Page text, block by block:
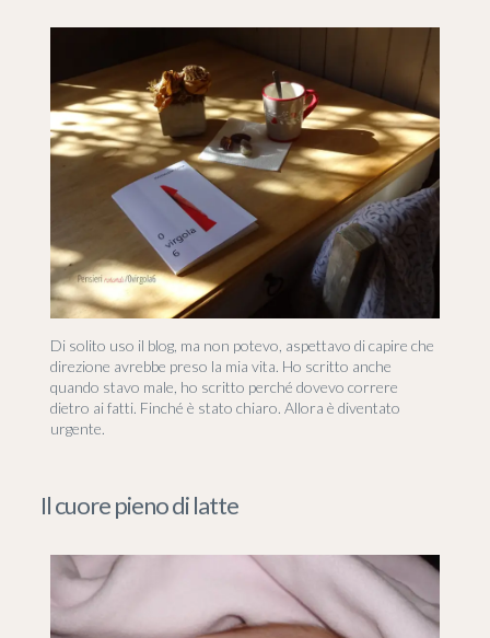
Di solito uso il blog, ma non potevo, aspettavo di capire che
direzione avrebbe preso la mia vita. Ho scritto anche
quando stavo male, ho scritto perché dovevo correre
dietro ai fatti. Finché è stato chiaro. Allora è diventato
urgente.
Il cuore pieno di latte